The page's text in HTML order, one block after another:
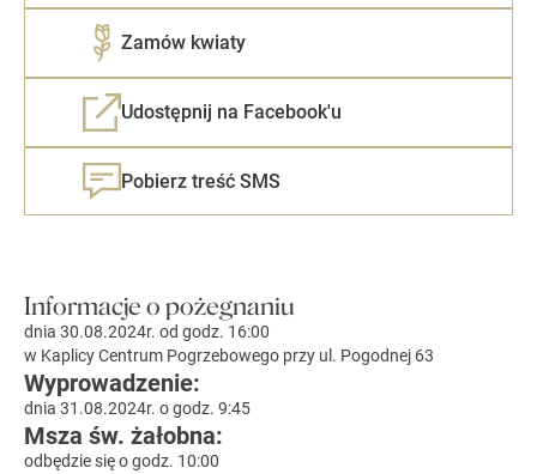
Zamów kwiaty
Udostępnij na Facebook'u
Pobierz treść SMS
Informacje o pożegnaniu
dnia 30.08.2024r. od godz. 16:00
w Kaplicy Centrum Pogrzebowego przy ul. Pogodnej 63
Wyprowadzenie:
dnia 31.08.2024r. o godz. 9:45
Msza św. żałobna:
odbędzie się o godz. 10:00